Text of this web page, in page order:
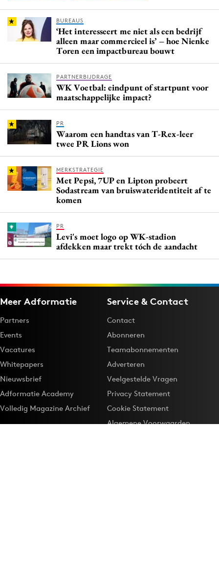
BUREAUS
‘Het interesseert me niet als een bedrijf
alleen maar commercieel is’ – hoe Nienke
Toren een impactbureau bouwt
PARTNERBIJDRAGE
WK Voetbal: eindpunt of startpunt voor
maatschappelijke impact?
PR
Waarom een handtas van T-Rex-leer
twee PR Lions won
MERKSTRATEGIE
Met Pepsi, 7UP en Lipton probeert
Sodastream van bruiswateridentiteit af te
komen
PR
Levi's moet logo op WK-stadion
afdekken maar trekt tóch de aandacht
Meer Adformatie
Partners
Events
Vacatures
Whitepapers
Nieuwsbrief
Adformatie Academy
Volledig Magazine Archief
Service & Contact
Contact
Abonneren
Teamabonnementen
Adverteren
Veelgestelde Vragen
Privacy Statement
Cookie Statement
Algemene Voorwaarden